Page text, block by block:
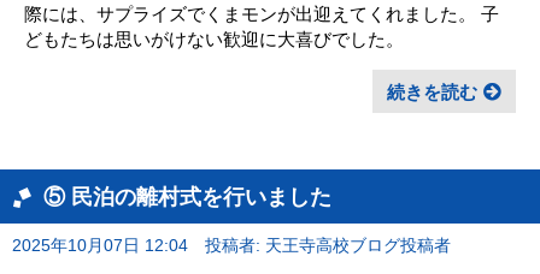
際には、サプライズでくまモンが出迎えてくれました。 子
どもたちは思いがけない歓迎に大喜びでした。
続きを読む
⑤ 民泊の離村式を行いました
2025年10月07日 12:04 投稿者: 天王寺高校ブログ投稿者